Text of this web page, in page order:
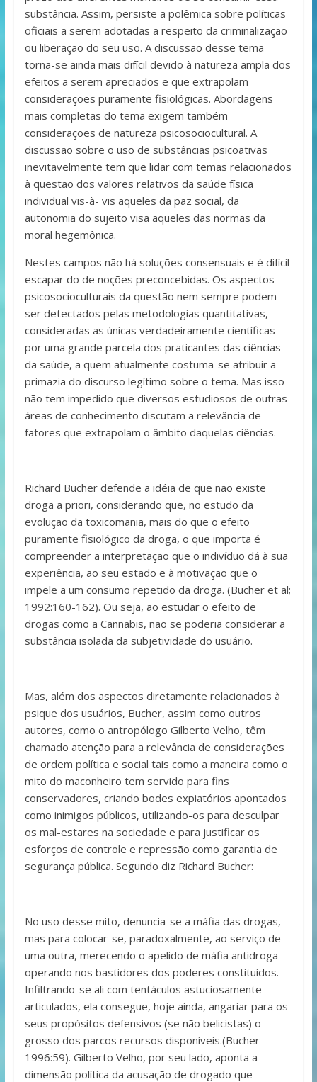
substância. Assim, persiste a polêmica sobre políticas
oficiais a serem adotadas a respeito da criminalização
ou liberação do seu uso. A discussão desse tema
torna-se ainda mais difícil devido à natureza ampla dos
efeitos a serem apreciados e que extrapolam
considerações puramente fisiológicas. Abordagens
mais completas do tema exigem também
considerações de natureza psicosociocultural. A
discussão sobre o uso de substâncias psicoativas
inevitavelmente tem que lidar com temas relacionados
à questão dos valores relativos da saúde física
individual vis-à- vis aqueles da paz social, da
autonomia do sujeito visa aqueles das normas da
moral hegemônica.
Nestes campos não há soluções consensuais e é difícil
escapar do de noções preconcebidas. Os aspectos
psicosocioculturais da questão nem sempre podem
ser detectados pelas metodologias quantitativas,
consideradas as únicas verdadeiramente científicas
por uma grande parcela dos praticantes das ciências
da saúde, a quem atualmente costuma-se atribuir a
primazia do discurso legítimo sobre o tema. Mas isso
não tem impedido que diversos estudiosos de outras
áreas de conhecimento discutam a relevância de
fatores que extrapolam o âmbito daquelas ciências.
Richard Bucher defende a idéia de que não existe
droga a priori, considerando que, no estudo da
evolução da toxicomania, mais do que o efeito
puramente fisiológico da droga, o que importa é
compreender a interpretação que o indivíduo dá à sua
experiência, ao seu estado e à motivação que o
impele a um consumo repetido da droga. (Bucher et al;
1992:160-162). Ou seja, ao estudar o efeito de
drogas como a Cannabis, não se poderia considerar a
substância isolada da subjetividade do usuário.
Mas, além dos aspectos diretamente relacionados à
psique dos usuários, Bucher, assim como outros
autores, como o antropólogo Gilberto Velho, têm
chamado atenção para a relevância de considerações
de ordem política e social tais como a maneira como o
mito do maconheiro tem servido para fins
conservadores, criando bodes expiatórios apontados
como inimigos públicos, utilizando-os para desculpar
os mal-estares na sociedade e para justificar os
esforços de controle e repressão como garantia de
segurança pública. Segundo diz Richard Bucher:
No uso desse mito, denuncia-se a máfia das drogas,
mas para colocar-se, paradoxalmente, ao serviço de
uma outra, merecendo o apelido de máfia antidroga
operando nos bastidores dos poderes constituídos.
Infiltrando-se ali com tentáculos astuciosamente
articulados, ela consegue, hoje ainda, angariar para os
seus propósitos defensivos (se não belicistas) o
grosso dos parcos recursos disponíveis.(Bucher
1996:59). Gilberto Velho, por seu lado, aponta a
dimensão política da acusação de drogado que